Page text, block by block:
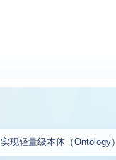
实现轻量级本体（Ontology）